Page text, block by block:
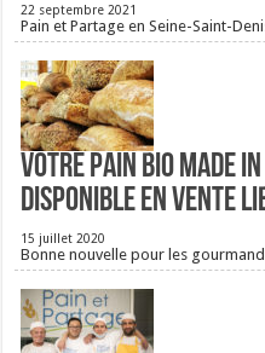
22 septembre 2021
Pain et Partage en Seine-Saint-
Votre pain bio Made
disponible en vente
15 juillet 2020
Bonne nouvelle pour les